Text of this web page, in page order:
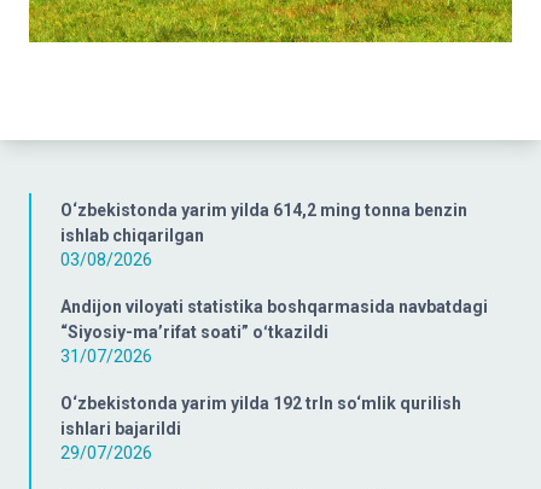
O‘zbekistonda yarim yilda 614,2 ming tonna benzin
ishlab chiqarilgan
03/08/2026
Andijon viloyati statistika boshqarmasida navbatdagi
“Siyosiy-ma’rifat soati” oʻtkazildi
31/07/2026
O‘zbekistonda yarim yilda 192 trln so‘mlik qurilish
ishlari bajarildi
29/07/2026